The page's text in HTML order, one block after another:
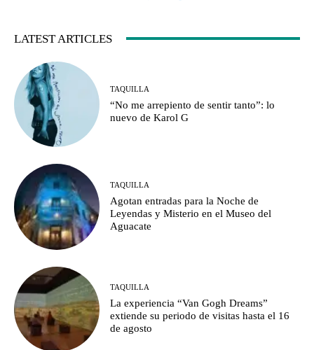
LATEST ARTICLES
TAQUILLA
“No me arrepiento de sentir tanto”: lo
nuevo de Karol G
TAQUILLA
Agotan entradas para la Noche de
Leyendas y Misterio en el Museo del
Aguacate
TAQUILLA
La experiencia “Van Gogh Dreams”
extiende su periodo de visitas hasta el 16
de agosto